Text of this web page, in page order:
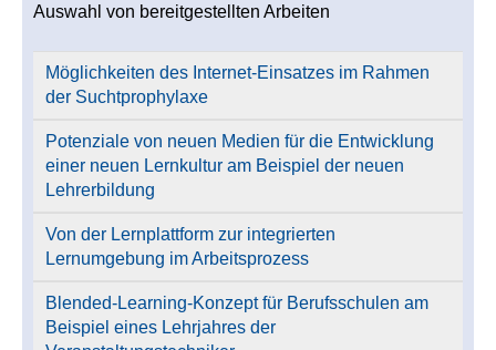
Auswahl von bereitgestellten Arbeiten
Möglichkeiten des Internet-Einsatzes im Rahmen
der Suchtprophylaxe
Potenziale von neuen Medien für die Entwicklung
einer neuen Lernkultur am Beispiel der neuen
Lehrerbildung
Von der Lernplattform zur integrierten
Lernumgebung im Arbeitsprozess
Blended-Learning-Konzept für Berufsschulen am
Beispiel eines Lehrjahres der